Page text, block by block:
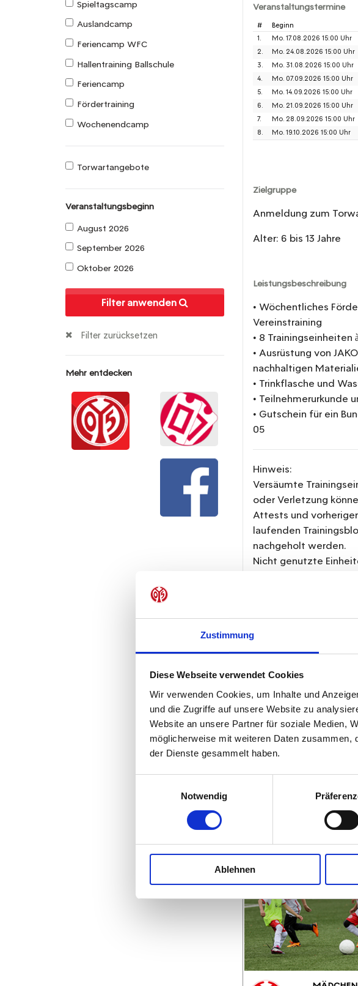
Zustimmung
Diese Webseite verwendet Cookies
Wir verwenden Cookies, um Inhalte und
und die Zugriffe auf unsere Website zu
Website an unsere Partner für soziale Medien,
möglicherweise mit weiteren Daten zusammen,
der Dienste gesammelt haben.
Notwendig
Ablehnen
Spieltagscamp
Auslandcamp
Feriencamp WFC
Hallentraining Ballschule
Feriencamp
Fördertraining
Wochenendcamp
Torwartangebote
Veranstaltungsbeginn
August 2026
September 2026
Oktober 2026
Filter anwenden
Filter zurücksetzen
Mehr entdecken
Veranstaltungstermine
# Beginn
1.
Mo. 17.08.2026 15:00 Uhr
2.
Mo. 24.08.2026 15:00 Uhr
3.
Mo. 31.08.2026 15:00 Uhr
4.
Mo. 07.09.2026 15:00 Uhr
5.
Mo. 14.09.2026 15:00 Uhr
6.
Mo. 21.09.2026 15:00 Uhr
7.
Mo. 28.09.2026 15:00 Uhr
8.
Mo. 19.10.2026 15:00 Uhr
Zielgruppe
Anmeldung zum
Alter: 6 bis 13 Jahre
Leistungsbeschreibung
• Wöchentliches
Vereinstraining
• 8 Trainingseinheiten
• Ausrüstung von
nachhaltigen
• Trinkflasche und
• Teilnehmerurkunde
• Gutschein für ein
05
Hinweis:
Versäumte
oder Verletzung
Attests und
laufenden
nachgeholt werden.
Nicht genutzte
Ansprechpartner
05er
Teilnahme.
Diese